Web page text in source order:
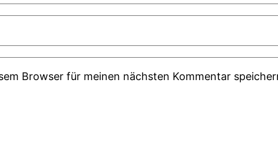
Browser für meinen nächsten Kommentar